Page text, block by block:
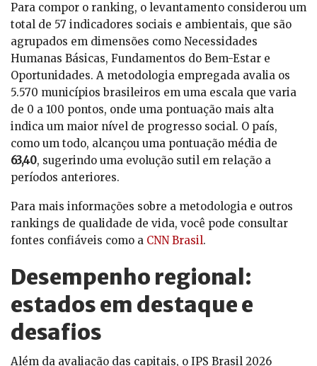
Para compor o ranking, o levantamento considerou um
total de 57 indicadores sociais e ambientais, que são
agrupados em dimensões como Necessidades
Humanas Básicas, Fundamentos do Bem-Estar e
Oportunidades. A metodologia empregada avalia os
5.570 municípios brasileiros em uma escala que varia
de 0 a 100 pontos, onde uma pontuação mais alta
indica um maior nível de progresso social. O país,
como um todo, alcançou uma pontuação média de
63,40, sugerindo uma evolução sutil em relação a
períodos anteriores.
Para mais informações sobre a metodologia e outros
rankings de qualidade de vida, você pode consultar
fontes confiáveis como a CNN Brasil.
Desempenho regional:
estados em destaque e
desafios
Além da avaliação das capitais, o IPS Brasil 2026